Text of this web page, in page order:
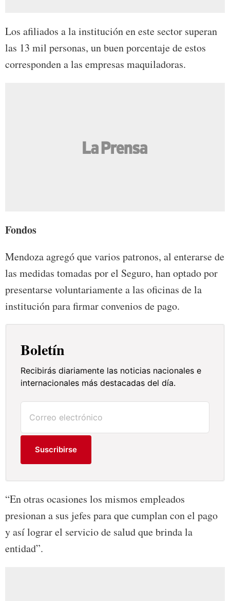
Los afiliados a la institución en este sector superan
las 13 mil personas, un buen porcentaje de estos
corresponden a las empresas maquiladoras.
Fondos
Mendoza agregó que varios patronos, al enterarse de
las medidas tomadas por el Seguro, han optado por
presentarse voluntariamente a las oficinas de la
institución para firmar convenios de pago.
Boletín
Recibirás diariamente las noticias nacionales e
internacionales más destacadas del día.
Suscribirse
“En otras ocasiones los mismos empleados
presionan a sus jefes para que cumplan con el pago
y así lograr el servicio de salud que brinda la
entidad”.